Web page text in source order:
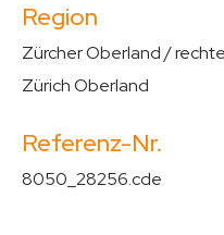
Region
Zürcher Oberland /
Zürich Oberland
Referenz-Nr.
8050_28256.cde